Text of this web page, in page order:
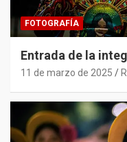
FOTOGRAFÍA
Entrada de la
11 de marzo de 2025